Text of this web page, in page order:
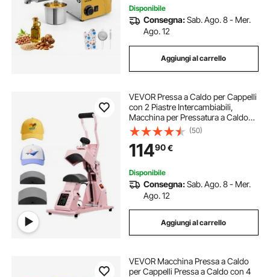
Disponibile
Consegna:Sab. Ago. 8 - Mer.
Ago. 12
Aggiungi al carrello
VEVOR Pressa a Caldo per Cappelli
con 2 Piastre Intercambiabili,
Macchina per Pressatura a Caldo
per Cappelli con Controllo della
Temperatura e del Tempo, per
Cappellini, Fasce, Mascherine,
Rosa
(50)
11490€
Disponibile
Consegna:Sab. Ago. 8 - Mer.
Ago. 12
Aggiungi al carrello
VEVOR Macchina Pressa a Caldo
per Cappelli Pressa a Caldo con 4